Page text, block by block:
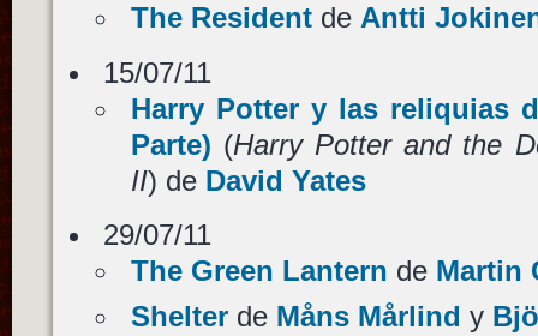
The Residentde Antti
15/07/11
Harry Potter y las reliquias
Parte) (Harry Potter and the
II) de David Yates
29/07/11
The Green Lantern de Martin
Shelterde Måns Mårlind y